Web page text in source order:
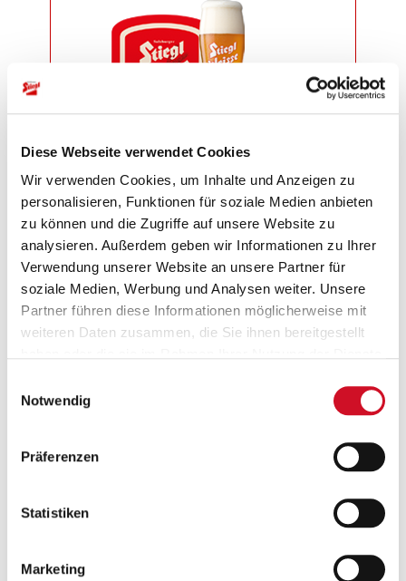
Diese Webseite verwendet Cookies
Wir verwenden Cookies, um Inhalte und Anzeigen zu
personalisieren, Funktionen für soziale Medien anbieten
zu können und die Zugriffe auf unsere Website zu
analysieren. Außerdem geben wir Informationen zu Ihrer
Verwendung unserer Website an unsere Partner für
soziale Medien, Werbung und Analysen weiter. Unsere
Partner führen diese Informationen möglicherweise mit
weiteren Daten zusammen, die Sie ihnen bereitgestellt
Notwendig
Präferenzen
Statistiken
Marketing
Stiegl-Weisse naturtrüb
Für Bobfahrer ist die Stiegl-Weisse Naturtrüb
besser geeignet, da sie mit ihren 5,1%vol.
eine leicht beruhigende Wirkung hat.
JETZT BESTELLEN
Als Zielwasser für gestandene Curler findet